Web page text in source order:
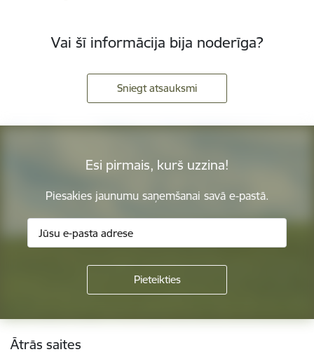
Vai šī informācija bija noderīga?
Sniegt atsauksmi
Esi pirmais, kurš uzzina!
Piesakies jaunumu saņemšanai savā e-pastā.
Kājene
Ātrās saites